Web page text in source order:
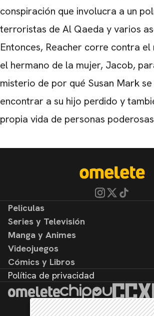
conspiración que involucra a un
terroristas de Al Qaeda y varios
Entonces, Reacher corre contra
el hermano de la mujer, Jacob,
misterio de por qué Susan Mark se
encontrar a su hijo perdido y
propia vida de personas
Peliculas
Noticias
Reseñas
Series y Televisión
Noticias
Reseñas
Manga y Animes
Noticias
Reseñas
Videojuegos
Noticias
Reseñas
Cómics y Libros
Noticias
Reseñas
Política de privacidad